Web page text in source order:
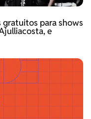
gratuitos para shows
e